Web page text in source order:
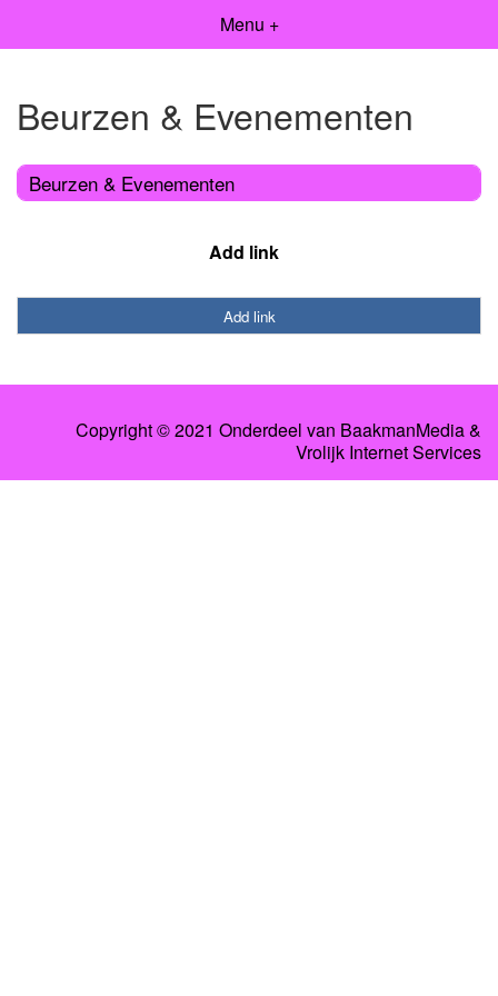
Menu +
Beurzen & Evenementen
Beurzen & Evenementen
Add link
Add link
Copyright © 2021 Onderdeel van BaakmanMedia&
Vrolijk Internet Services